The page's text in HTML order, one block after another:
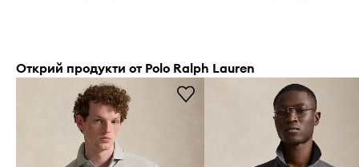
Открий продукти от Polo Ralph Lauren